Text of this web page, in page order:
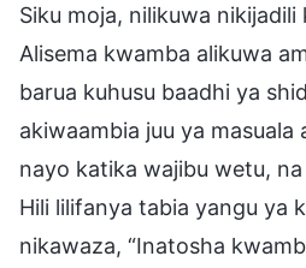
Siku moja, nilikuwa
Alisema kwamba alikuwa
barua kuhusu baadhi ya
akiwaambia juu ya masuala
nayo katika wajibu wetu,
Hili lilifanya tabia yangu ya
nikawaza, “Inatosha